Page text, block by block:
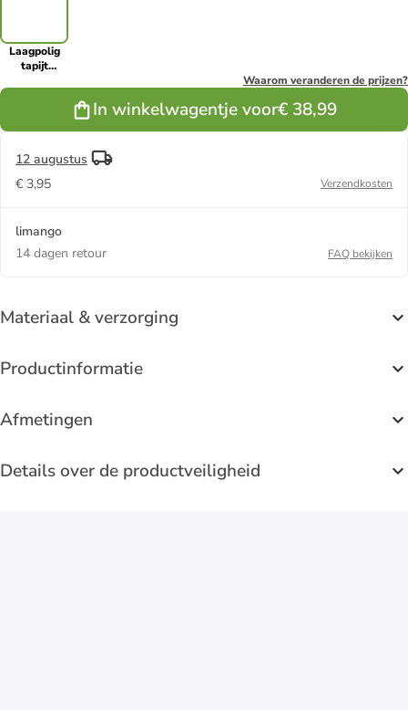
Laagpolig
tapijt
Waarom veranderen de prijzen?
In winkelwagentje voor€ 38,99
12 augustus
€ 3,95
Verzendkosten
limango
14 dagen retour
FAQ bekijken
Materiaal & verzorging
Productinformatie
Afmetingen
Details over de productveiligheid